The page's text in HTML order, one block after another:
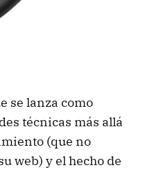
se lanza como
técnicas más allá
(que no
web) y el hecho de